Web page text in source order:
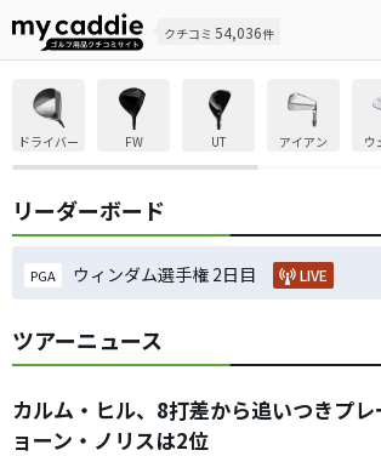
クチコミ 54,036件
ドライバー FW UT アイアン ウ
リーダーボード
PGA ウィンダム選手権 2日目 LIVE
ツアーニュース
カルム・ヒル、8打差から追いつきプ
ョーン・ノリスは2位